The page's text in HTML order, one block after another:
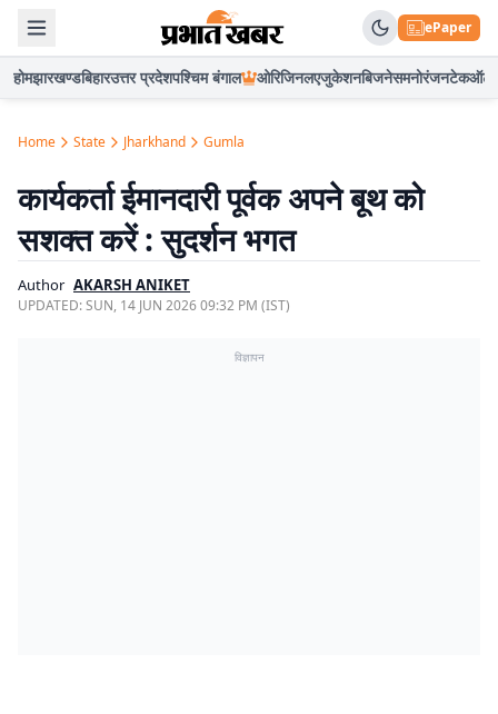
ePaper
होमझारखण्डबिहारउत्तर प्रदेशपश्चिम बंगाल ओरिजिनलएजुकेशनबिजनेसमनोरंजनटेकऑटो
Home State Jharkhand Gumla
कार्यकर्ता ईमानदारी पूर्वक अपने बूथ को
सशक्त करें : सुदर्शन भगत
Author AKARSH ANIKET
UPDATED:SUN, 14 JUN 2026 09:32 PM (IST)
विज्ञापन